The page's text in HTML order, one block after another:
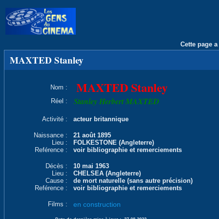
Cette page
MAXTED Stanley
Nom : MAXTED Stanley
Réel : Stanley Herbert MAXTED
Activité : acteur britannique
Naissance :
21 août 1895
Lieu :
FOLKESTONE (Angleterre)
Reférence :
voir bibliographie et remerciements
Décès :
10 mai 1963
Lieu :
CHELSEA (Angleterre)
Cause :
de mort naturelle (sans autre précision)
Reférence :
voir bibliographie et remerciements
Films : en construction